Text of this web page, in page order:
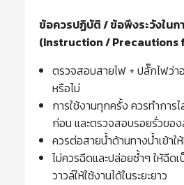
ข้อควรปฏิบัติ / ข้อพึงระวังในก
(Instruction / Precautions
ตรวจสอบสายไฟ + ปลั๊กไฟว่า
หรือไม่
การใช้งานทุกครั้ง ควรทำการ
ก่อน และตรวจสอบรอยรั่วของ
ควรต่อสายน้ำด้านทางน้ำเข้า
ไม่ควรฉีดและปล่อยซ้ำๆ ให้ฉีด
วาวล์ให้ใช้งานได้ในระยะยาว